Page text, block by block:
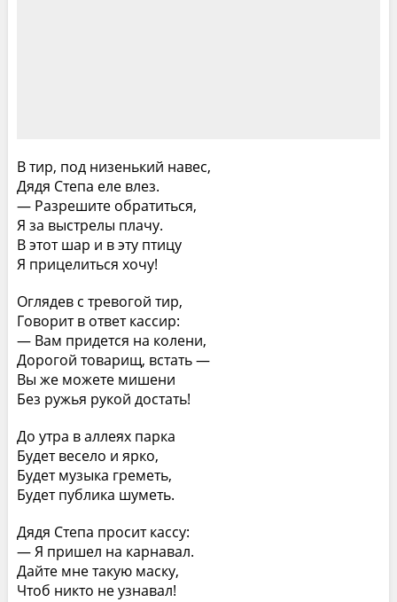
В тир, под низенький навес,
Дядя Степа еле влез.
— Разрешите обратиться,
Я за выстрелы плачу.
В этот шар и в эту птицу
Я прицелиться хочу!
Оглядев с тревогой тир,
Говорит в ответ кассир:
— Вам придется на колени,
Дорогой товарищ, встать —
Вы же можете мишени
Без ружья рукой достать!
До утра в аллеях парка
Будет весело и ярко,
Будет музыка греметь,
Будет публика шуметь.
Дядя Степа просит кассу:
— Я пришел на карнавал.
Дайте мне такую маску,
Чтоб никто не узнавал!